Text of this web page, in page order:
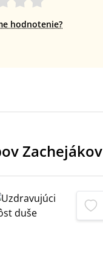
hodnotenie?
Zachejákov